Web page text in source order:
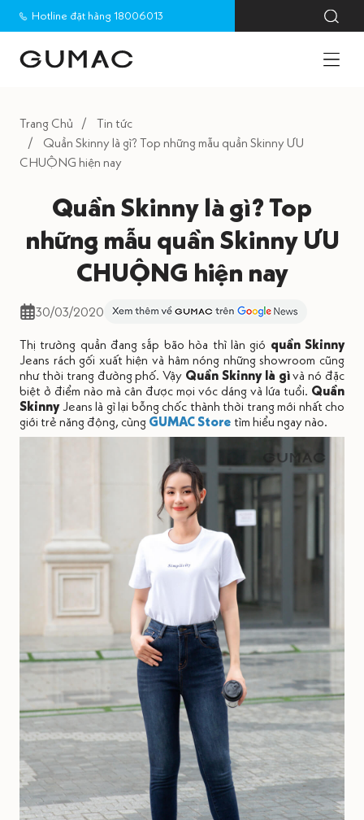
Hotline đặt hàng 18006013
Trang Chủ
Tin tức
Quần Skinny là gì? Top những mẫu quần Skinny ƯU
CHUỘNG hiện nay
Quần Skinny là gì? Top
những mẫu quần Skinny ƯU
CHUỘNG hiện nay
30/03/2020
Thị trường quần đang sắp bão hòa thì làn gió quần Skinny
Jeans rách gối xuất hiện và hâm nóng những showroom cũng
như thời trang đường phố. Vậy Quần Skinny là gìvà nó đặc
biệt ở điểm nào mà cân được mọi vóc dáng và lứa tuổi. Quần
SkinnyJeans là gì lại bỗng chốc thành thời trang mới nhất cho
giới trẻ năng động, cùng GUMAC Store tìm hiểu ngay nào.